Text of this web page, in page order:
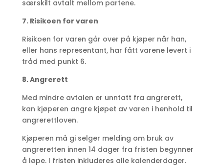
særskilt avtalt mellom partene.
7. Risikoen for varen
Risikoen for varen går over på kjøper når han,
eller hans representant, har fått varene levert i
tråd med punkt 6.
8. Angrerett
Med mindre avtalen er unntatt fra angrerett,
kan kjøperen angre kjøpet av varen i henhold til
angrerettloven.
Kjøperen må gi selger melding om bruk av
angreretten innen 14 dager fra fristen begynner
å løpe. I fristen inkluderes alle kalenderdager.